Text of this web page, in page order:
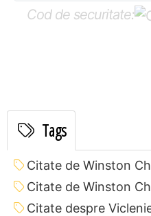
Cod de securitate:
Tags
Citate de Winston
Citate de Winston
Citate despre